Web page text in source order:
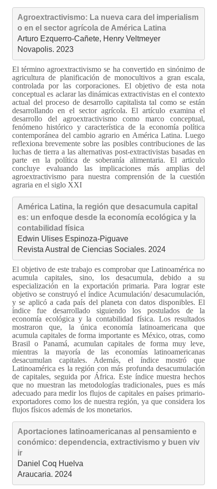
Agroextractivismo: La nueva cara del imperialism
o en el sector agrícola de América Latina
Arturo Ezquerro-Cañete, Henry Veltmeyer
Novapolis. 2023
El término agroextractivismo se ha convertido en sinónimo de
agricultura de planificación de monocultivos a gran escala,
controlada por las corporaciones. El objetivo de esta nota
conceptual es aclarar las dinámicas extractivistas en el contexto
actual del proceso de desarrollo capitalista tal como se están
desarrollando en el sector agrícola. El artículo examina el
desarrollo del agroextractivismo como marco conceptual,
fenómeno histórico y característica de la economía política
contemporánea del cambio agrario en América Latina. Luego
reflexiona brevemente sobre las posibles contribuciones de las
luchas de tierra a las alternativas post-extractivistas basadas en
parte en la política de soberanía alimentaria. El articulo
concluye evaluando las implicaciones más amplias del
agroextractivismo para nuestra comprensión de la cuestión
agraria en el siglo XXI
América Latina, la región que desacumula capital
es: un enfoque desde la economía ecológica y la
contabilidad física
Edwin Ulises Espinoza-Piguave
Revista Austral de Ciencias Sociales. 2024
El objetivo de este trabajo es comprobar que Latinoamérica no
acumula capitales, sino, los desacumula, debido a su
especialización en la exportación primaria. Para lograr este
objetivo se construyó el índice Acumulación/ desacumulación,
y se aplicó a cada país del planeta con datos disponibles. El
índice fue desarrollado siguiendo los postulados de la
economía ecológica y la contabilidad física. Los resultados
mostraron que, la única economía latinoamericana que
acumula capitales de forma importante es México, otras, como
Brasil o Panamá, acumulan capitales de forma muy leve,
mientras la mayoría de las economías latinoamericanas
desacumulan capitales. Además, el índice mostró que
Latinoamérica es la región con más profunda desacumulación
de capitales, seguida por África. Este índice muestra hechos
que no muestran las metodologías tradicionales, pues es más
adecuado para medir los flujos de capitales en países primario-
exportadores como los de nuestra región, ya que considera los
flujos físicos además de los monetarios.
Aportaciones latinoamericanas al pensamiento e
conómico: dependencia, extractivismo y buen viv
ir
Daniel Coq Huelva
Araucaria. 2024